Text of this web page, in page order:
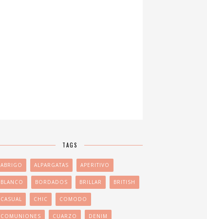
TAGS
ABRIGO ALPARGATAS APERITIVO
BLANCO BORDADOS BRILLAR BRITISH
CASUAL CHIC COMODO
COMUNIONES CUARZO DENIM